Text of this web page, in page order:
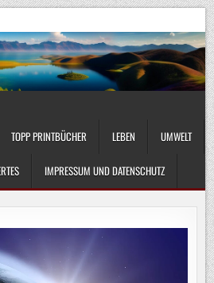
TOPP PRINTBÜCHER LEBEN UMWELT
IMPRESSUM UND DATENSCHUTZ